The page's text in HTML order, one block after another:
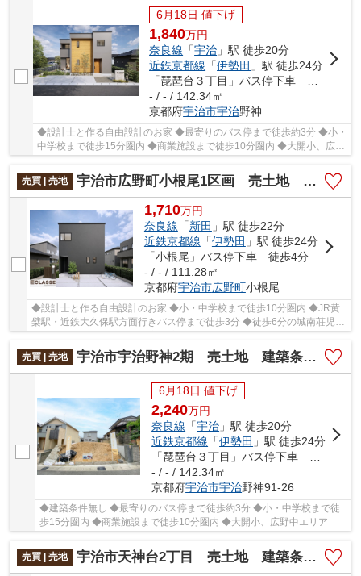
6月18日 値下げ
1,840万円
奈良線 「宇治 」駅 徒歩20分
近鉄京都線 「伊勢田 」駅 徒歩24分
- / - / 142.34㎡
京都府宇治市宇治野神
◆設計士と作る自由設計のお家 ◆最寄りのバス停まで徒歩約3分 ◆小・
中学校まで徒歩15分圏内 ◆商業施設まで徒歩10分圏内 ◆大開小、広野
売買 | 売地
宇治市広野町小根尾1区画 売土地 建築条件付き
1,710万円
奈良線 「新田 」駅 徒歩22分
近鉄京都線 「伊勢田 」駅 徒歩24分
「小根尾」バス停下車 徒歩4分
- / - / 111.28㎡
京都府宇治市広野町小根尾
◆設計士と作る自由設計のお家 ◆小・中学校まで徒歩10分圏内 ◆JR黄
檗駅・近鉄大久保駅方面行きバス停まで徒歩3分 ◆徒歩6分の城南荘児童
売買 | 売地
宇治市宇治野神2期 売土地 建築条件無し
6月18日 値下げ
2,240万円
奈良線 「宇治 」駅 徒歩20分
近鉄京都線 「伊勢田 」駅 徒歩24分
- / - / 142.34㎡
京都府宇治市宇治野神91-26
◆建築条件無し ◆最寄りのバス停まで徒歩約3分 ◆小・中学校まで徒
歩15分圏内 ◆商業施設まで徒歩10分圏内 ◆大開小、広野中エリア
売買 | 売地 宇治市天神台2丁目 売土地 建築条件無し